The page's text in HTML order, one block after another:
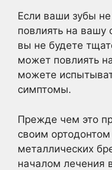
Если ваши зубы
повлиять на вашу
вы не будете
может повлиять
можете
симптомы.
Прежде чем это
своим ортодонтом
металлических
началом лечения